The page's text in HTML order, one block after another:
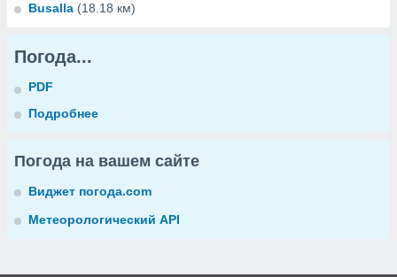
Busalla (18.18 км)
Погода...
PDF
Подробнее
Погода на вашем сайте
Виджет погода.com
Метеорологический API